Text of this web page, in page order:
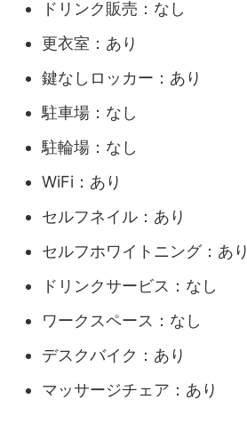
ドリンク販売：なし
更衣室：あり
鍵なしロッカー：あり
駐車場：なし
駐輪場：なし
WiFi：あり
セルフネイル：あり
セルフホワイトニング：あり
ドリンクサービス：なし
ワークスペース：なし
デスクバイク：あり
マッサージチェア：あり